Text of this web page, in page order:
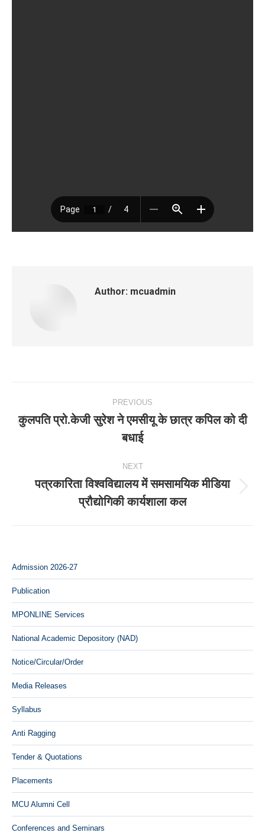
Author: mcuadmin
navigation
PREVIOUS
Previous
post:
कुलपति प्रो.केजी सुरेश ने एमसीयू के छात्र कपिल को दी
बधाई
NEXT
Next
post:
पत्रकारिता विश्वविद्यालय में समसामयिक मीडिया
प्रौद्योगिकी कार्यशाला कल
Admission 2026-27
Publication
MPONLINE Services
National Academic Depository (NAD)
Notice/Circular/Order
Media Releases
Syllabus
Anti Ragging
Tender & Quotations
Placements
MCU Alumni Cell
Conferences and Seminars